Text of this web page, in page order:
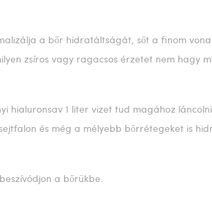
a bőr hidratáltságát, sőt a finom
zsíros vagy ragacsos érzetet nem hagy
hialuronsav 1 liter vizet tud magához
és még a mélyebb bőrrétegeket is
a bőrükbe.